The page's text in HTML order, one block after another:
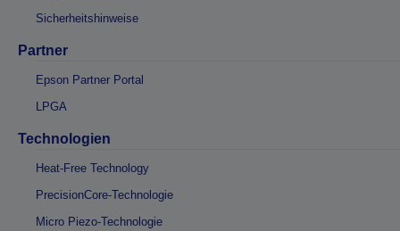
Sicherheitshinweise
Partner
Epson Partner Portal
LPGA
Technologien
Heat-Free Technology
PrecisionCore-Technologie
Micro Piezo-Technologie